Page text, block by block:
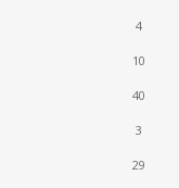
4
10
40
3
29